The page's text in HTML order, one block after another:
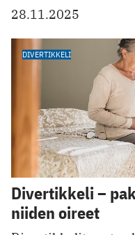
28.11.2025
DIVERTIKKELI
Divertikkeli –
niiden oireet